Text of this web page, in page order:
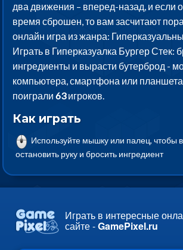
два движения – вперед-назад, и если
время сброшен, то вам засчитают
онлайн игра из жанра:
Играть в Гиперказуалка Бургер Стек:
ингредиенты и вырасти бутерброд -
компьютера, смартфона или
поиграли63игроков.
Как играть
Используйте мышку или палец, чтобы
остановить руку и бросить ингредиент
Играть в интересные
сайте -GamePixel.ru